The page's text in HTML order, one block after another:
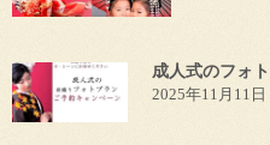
成人式のフォ
2025年11月11日